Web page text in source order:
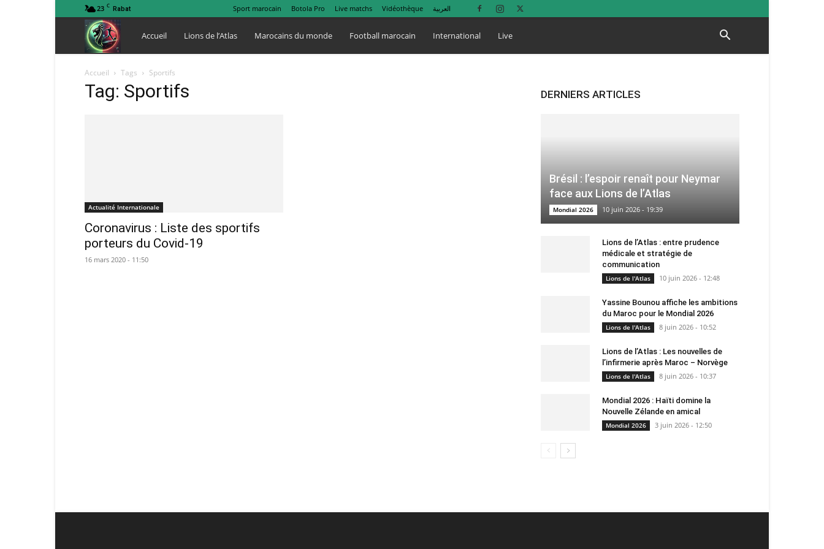
23 C Rabat Sport marocain Botola Pro Live matchs Vidéothèque العربية
Lions
de
Accueil Lions de l’Atlas Marocains du monde Football marocain International Live
Accueil Tags Sportifs
Tag: Sportifs
Actualité Internationale
Coronavirus : Liste des sportifs
porteurs du Covid-19
16 mars 2020 - 11:50
DERNIERS ARTICLES
Brésil : l’espoir renaît pour Neymar
face aux Lions de l’Atlas
Mondial 2026 10 juin 2026 - 19:39
Lions de l’Atlas : entre prudence
médicale et stratégie de
communication
Lions de l'Atlas 10 juin 2026 - 12:48
Yassine Bounou affiche les ambitions
du Maroc pour le Mondial 2026
Lions de l'Atlas 8 juin 2026 - 10:52
Lions de l’Atlas : Les nouvelles de
l’infirmerie après Maroc – Norvège
Lions de l'Atlas 8 juin 2026 - 10:37
Mondial 2026 : Haïti domine la
Nouvelle Zélande en amical
Mondial 2026 3 juin 2026 - 12:50